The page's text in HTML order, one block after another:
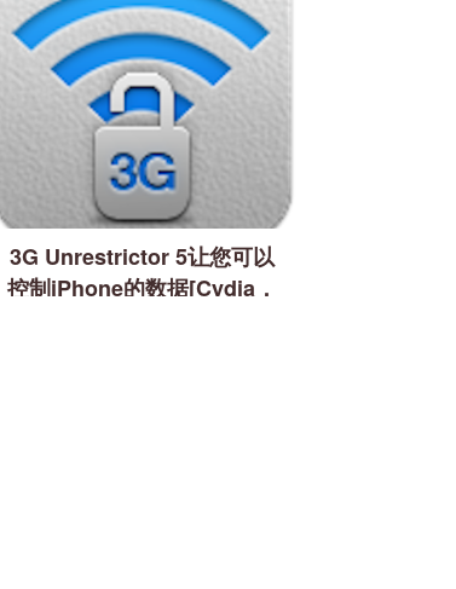
3G Unrestrictor 5让您可以
控制iPhone的数据[Cydia，